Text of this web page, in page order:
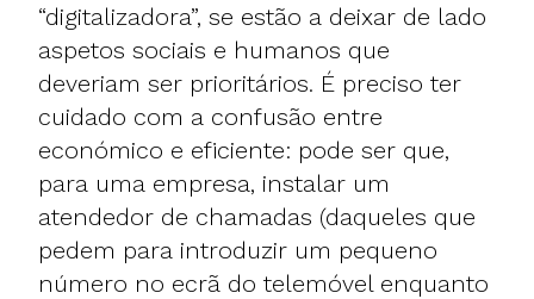
“digitalizadora”, se estão a deixar de lado
aspetos sociais e humanos que
deveriam ser prioritários. É preciso ter
cuidado com a confusão entre
económico e eficiente: pode ser que,
para uma empresa, instalar um
atendedor de chamadas (daqueles que
pedem para introduzir um pequeno
número no ecrã do telemóvel enquanto